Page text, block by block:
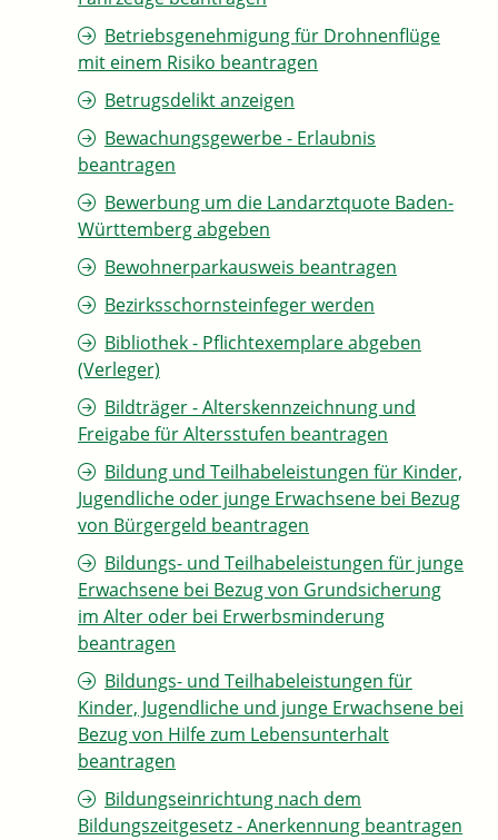
Betriebsgenehmigung für Drohnenflüge
mit einem Risiko beantragen
Betrugsdelikt anzeigen
Bewachungsgewerbe - Erlaubnis
beantragen
Bewerbung um die Landarztquote Baden-
Württemberg abgeben
Bewohnerparkausweis beantragen
Bezirksschornsteinfeger werden
Bibliothek - Pflichtexemplare abgeben
(Verleger)
Bildträger - Alterskennzeichnung und
Freigabe für Altersstufen beantragen
Bildung und Teilhabeleistungen für Kinder,
Jugendliche oder junge Erwachsene bei Bezug
von Bürgergeld beantragen
Bildungs- und Teilhabeleistungen für junge
Erwachsene bei Bezug von Grundsicherung
im Alter oder bei Erwerbsminderung
beantragen
Bildungs- und Teilhabeleistungen für
Kinder, Jugendliche und junge Erwachsene bei
Bezug von Hilfe zum Lebensunterhalt
beantragen
Bildungseinrichtung nach dem
Bildungszeitgesetz - Anerkennung beantragen